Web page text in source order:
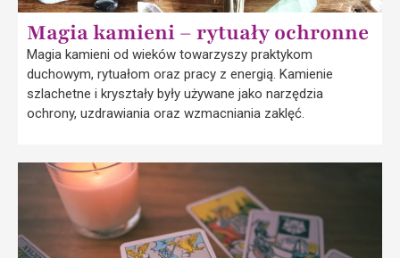
Magia kamieni – rytuały ochronne
Magia kamieni od wieków towarzyszy praktykom
duchowym, rytuałom oraz pracy z energią. Kamienie
szlachetne i kryształy były używane jako narzędzia
ochrony, uzdrawiania oraz wzmacniania zaklęć.